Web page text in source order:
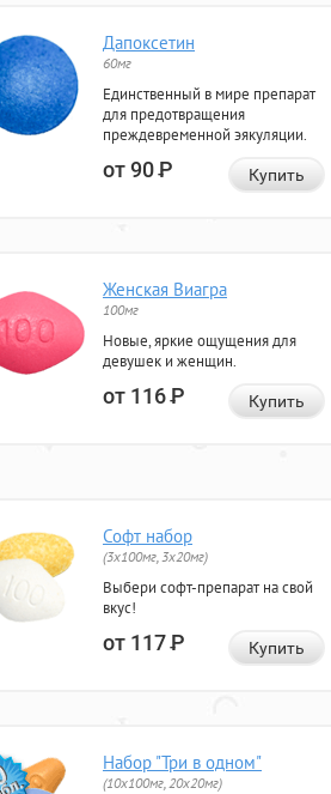
Дапоксетин
60мг
Единственный в мире препарат
для предотвращения
преждевременной эякуляции.
от 90Р Купить
Женская Виагра
100мг
Новые, яркие ощущения для
девушек и женщин.
от 116Р Купить
Софт набор
(3x100мг, 3x20мг)
Выбери софт-препарат на свой
вкус!
от 117Р Купить
Набор "Три в одном"
(10x100мг, 20x20мг)